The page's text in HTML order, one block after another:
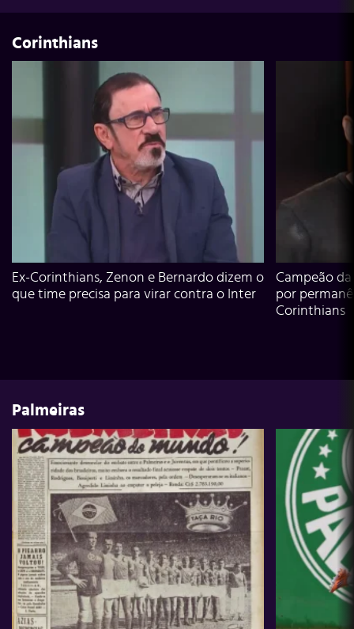
Corinthians
Ex-Corinthians, Zenon e Bernardo dizem o
que time precisa para virar contra o Inter
Campeão
por
Corinthians
Palmeiras